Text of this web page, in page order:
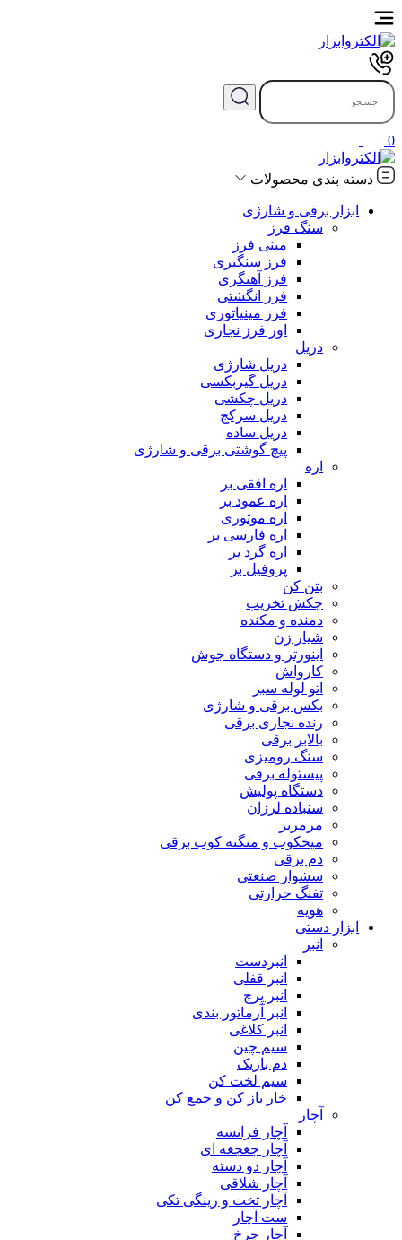
0
دسته بندی محصولات
ابزار برقی و شارژی
سنگ فرز
مینی فرز
فرز سنگبری
فرز آهنگری
فرز انگشتی
فرز مینیاتوری
اور فرز نجاری
دریل
دریل شارژی
دریل گیربکسی
دریل چکشی
دریل سرکج
دریل ساده
پیچ گوشتی برقی و شارژی
اره
اره افقی بر
اره عمود بر
اره موتوری
اره فارسی بر
اره گرد بر
پروفیل بر
بتن کن
چکش تخریب
دمنده و مکنده
شیار زن
اینورتر و دستگاه جوش
کارواش
اتو لوله سبز
بکس برقی و شارژی
رنده نجاری برقی
بالابر برقی
سنگ رومیزی
پیستوله برقی
دستگاه پولیش
سنباده لرزان
مرمربر
میخکوب و منگنه کوب برقی
دم برقی
سشوار صنعتی
تفنگ حرارتی
هویه
ابزار دستی
انبر
انبردست
انبر قفلی
انبر پرچ
انبر آرماتور بندی
انبر کلاغی
سیم چین
دم باریک
سیم لخت کن
خار باز کن و جمع کن
آچار
آچار فرانسه
آچار جغجغه ای
آچار دو دسته
آچار شلاقی
آچار تخت و رینگی تکی
ست آچار
آچار چرخ